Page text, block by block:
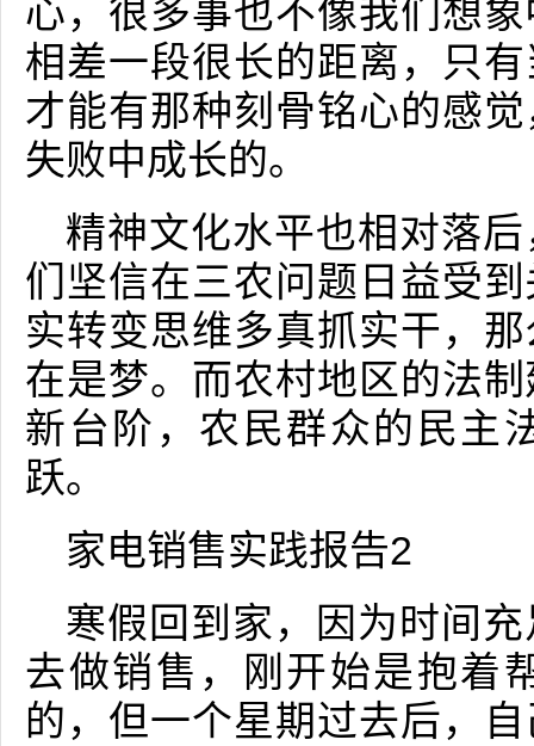
心，很多事也不像我们想
相差一段很长的距离，只
才能有那种刻骨铭心的感
失败中成长的。
精神文化水平也相对落
们坚信在三农问题日益受
实转变思维多真抓实干，
在是梦。而农村地区的法
新台阶，农民群众的民主
跃。
家电销售实践报告2
寒假回到家，因为时间
去做销售，刚开始是抱着
的，但一个星期过去后，